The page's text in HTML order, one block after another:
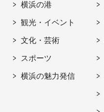
横浜の港
観光・イベント
文化・芸術
スポーツ
横浜の魅力発信